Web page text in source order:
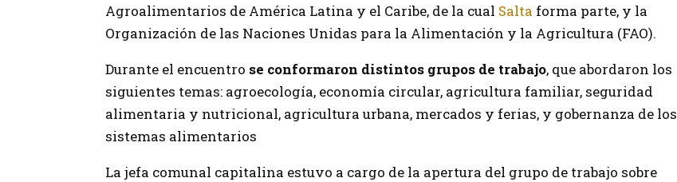
Agroalimentarios de América Latina y el Caribe, de la cual Salta forma parte, y la
Organización de las Naciones Unidas para la Alimentación y la Agricultura (FAO).
Durante el encuentro se conformaron distintos grupos de trabajo, que abordaron los
siguientes temas: agroecología, economía circular, agricultura familiar, seguridad
alimentaria y nutricional, agricultura urbana, mercados y ferias, y gobernanza de los
sistemas alimentarios
La jefa comunal capitalina estuvo a cargo de la apertura del grupo de trabajo sobre